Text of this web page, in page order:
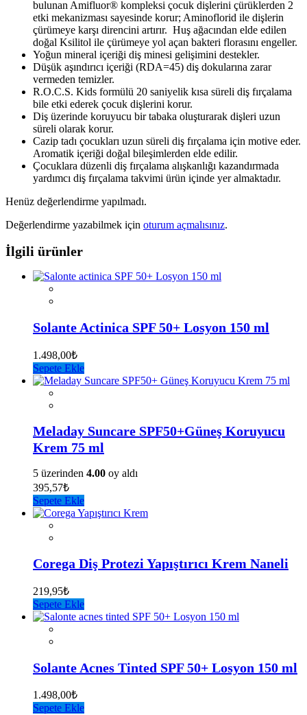
bulunan Amifluor® kompleksi çocuk dişlerini çürüklerden 2
etki mekanizması sayesinde korur; Aminoflorid ile dişlerin
çürümeye karşı direncini artırır. Huş ağacından elde edilen
doğal Ksilitol ile çürümeye yol açan bakteri florasını engeller.
Yoğun mineral içeriği diş minesi gelişimini destekler.
Düşük aşındırıcı içeriği (RDA=45) diş dokularına zarar
vermeden temizler.
R.O.C.S. Kids formülü 20 saniyelik kısa süreli diş fırçalama
bile etki ederek çocuk dişlerini korur.
Diş üzerinde koruyucu bir tabaka oluşturarak dişleri uzun
süreli olarak korur.
Cazip tadı çocukları uzun süreli diş fırçalama için motive eder.
Aromatik içeriği doğal bileşimlerden elde edilir.
Çocuklara düzenli diş fırçalama alışkanlığı kazandırmada
yardımcı diş fırçalama takvimi ürün içinde yer almaktadır.
Henüz değerlendirme yapılmadı.
Değerlendirme yazabilmek için oturum açmalısınız.
İlgili ürünler
Solante Actinica SPF 50+ Losyon 150 ml
1.498,00₺
Sepete Ekle
Meladay Suncare SPF50+Güneş Koruyucu
Krem 75 ml
5 üzerinden 4.00 oy aldı
395,57₺
Sepete Ekle
Corega Diş Protezi Yapıştırıcı Krem Naneli
219,95₺
Sepete Ekle
Solante Acnes Tinted SPF 50+ Losyon 150 ml
1.498,00₺
Sepete Ekle